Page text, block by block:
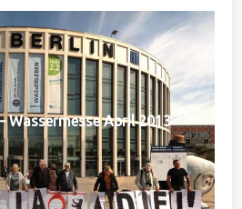
Wassermesse April 2013